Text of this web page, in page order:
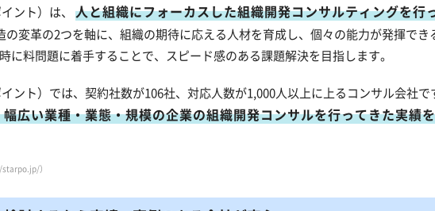
ント）は、
人と組織にフォーカスした組織開発コンサルティングを行
の変革の2つを軸に、組織の期待に応える人材を育成し、個々の能力が発揮でき
に料問題に着手することで、スピード感のある課題解決を目指します。
ント）では、契約社数が106社、対応人数が1,000人以上に上るコンサル会社で
広い業種・業態・規模の企業の組織開発コンサルを行ってきた実績
）